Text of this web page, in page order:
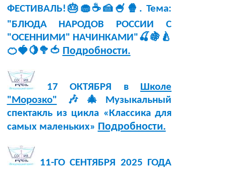
ФЕСТИВАЛЬ!🎂🧁☕🍰🍧🍿. Тема:
"БЛЮДА НАРОДОВ РОССИИ С
"ОСЕННИМИ" НАЧИНКАМИ"🍒🍇🍐
🍊🍓🍋🥦🍅 Подробности.
17 ОКТЯБРЯ в Школе
"Морозко" 🎶🎄Музыкальный
спектакль из цикла «Классика для
самых маленьких» Подробности.
11-ГО СЕНТЯБРЯ 2025 ГОДА